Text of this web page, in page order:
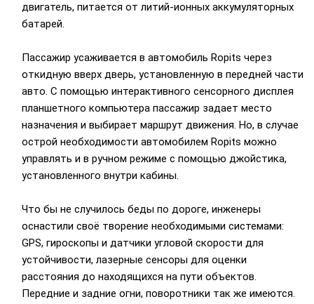
двигатель, питается от литий-ионных аккумуляторных
батарей.
Пассажир усаживается в автомобиль Ropits через
откидную вверх дверь, установленную в передней части
авто. С помощью интерактивного сенсорного дисплея
планшетного компьютера пассажир задает место
назначения и выбирает маршрут движения. Но, в случае
острой необходимости автомобилем Ropits можно
управлять и в ручном режиме с помощью джойстика,
установленного внутри кабины.
Что бы не случилось беды по дороге, инженеры
оснастили своё творение необходимыми системами:
GPS, гироскопы и датчики угловой скорости для
устойчивости, лазерные сенсоры для оценки
расстояния до находящихся на пути объектов.
Передние и задние огни, поворотники так же имеются.